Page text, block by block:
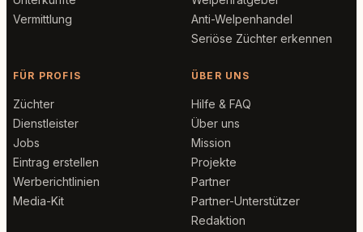
Vermittlung
Anti-Welpenhandel
Seriöse Züchter erkennen
FÜR PROFIS
Züchter
Dienstleister
Jobs
Eintrag erstellen
Werberichtlinien
Media-Kit
ÜBER UNS
Hilfe & FAQ
Über uns
Mission
Projekte
Partner
Partner-Unterstützer
Redaktion